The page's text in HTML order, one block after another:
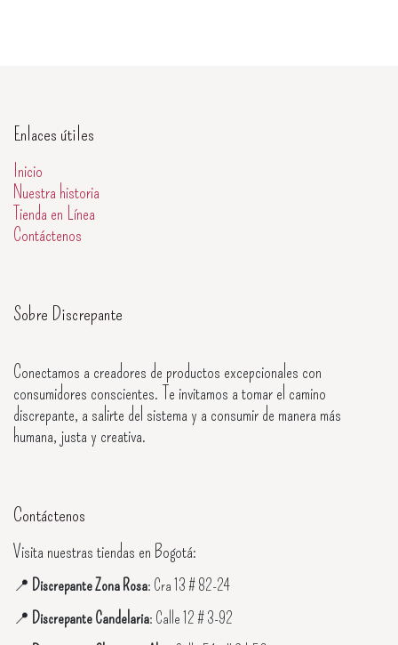
Enlaces útiles
Inicio
Nuestra historia
Tienda en Línea
Contáctenos
Sobre Discrepante
Conectamos a creadores de productos excepcionales con
consumidores conscientes. Te invitamos a tomar el camino
discrepante, a salirte del sistema y a consumir de manera más
humana, justa y creativa.
Contáctenos
Visita nuestras tiendas en Bogotá:
📍 Discrepante Zona Rosa: Cra 13 # 82-24
📍 Discrepante Candelaria: Calle 12 # 3-92